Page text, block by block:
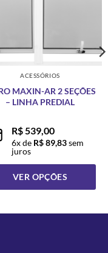
ACESSÓRIOS
MAXIN-AR 2 SEÇÕES
– LINHA PREDIAL
R$539,00
6x de R$89,83sem
juros
VER OPÇÕES